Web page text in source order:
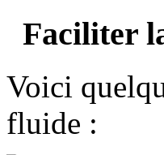
Faciliter
Voici
fluide :